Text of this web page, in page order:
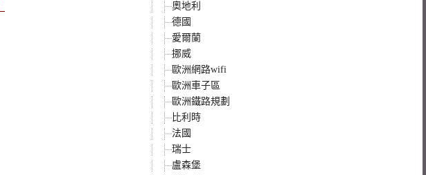
奧地利
德國
愛爾蘭
挪威
歐洲網路wifi
歐洲車子區
歐洲鐵路規劃
比利時
法國
瑞士
盧森堡